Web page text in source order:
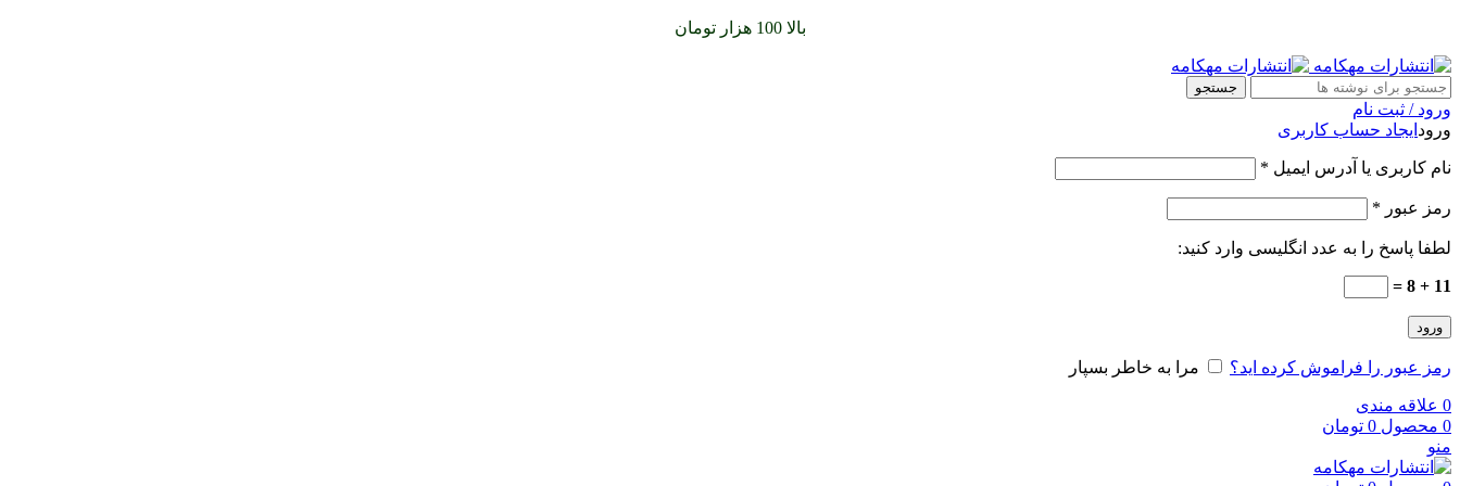
بالا 100 هزار تومان
جستجو
ورود / ثبت نام
ورود ایجاد حساب کاربری
نام کاربری یا آدرس ایمیل *
رمز عبور *
لطفا پاسخ را به عدد انگلیسی وارد کنید:
11 + 8 =
ورود
رمز عبور را فراموش کرده اید؟ مرا به خاطر بسپار
0 علاقه مندی
0 محصول 0 تومان
منو